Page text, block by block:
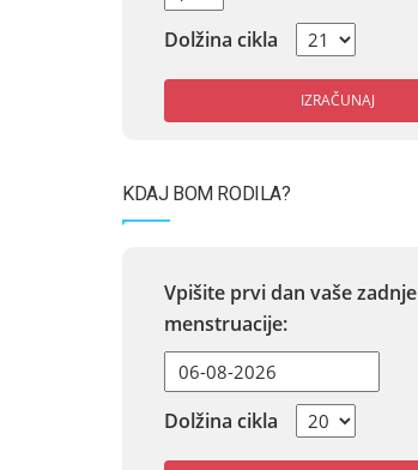
Dolžina cikla
IZRAČUNAJ
KDAJ BOM RODILA?
Vpišite prvi dan vaše zadnje
menstruacije:
Dolžina cikla